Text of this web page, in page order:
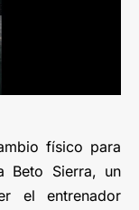
físico para
Beto Sierra, un
el entrenador